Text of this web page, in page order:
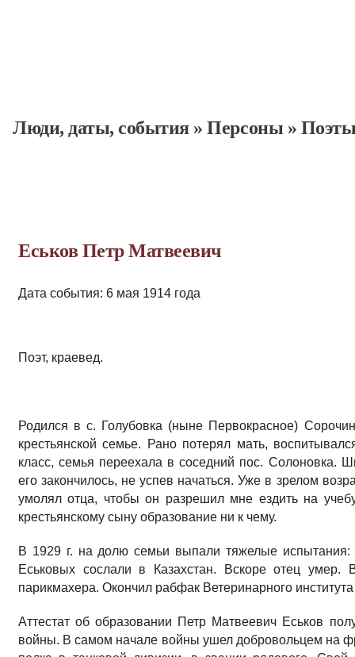
Люди, даты, cобытия»Персоны »
Еськов Петр Матвеевич
Дата события: 6 мая 1914 года
Поэт, краевед.
Родился в с. Голубовка (ныне Первокрасное)
крестьянской семье. Рано потерял мать,
класс, семья переехала в соседний пос. Солоновка.
его закончилось, не успев начаться. Уже в зрелом
умолял отца, чтобы он разрешил мне ездить на
крестьянскому сыну образование ни к чему.
В 1929 г. на долю семьи выпали тяжелые испытания:
Еськовых сослали в Казахстан. Вскоре отец
парикмахера. Окончил рабфак Ветеринарного
Аттестат об образовании Петр Матвеевич Еськов
войны. В самом начале войны ушел добровольцем на